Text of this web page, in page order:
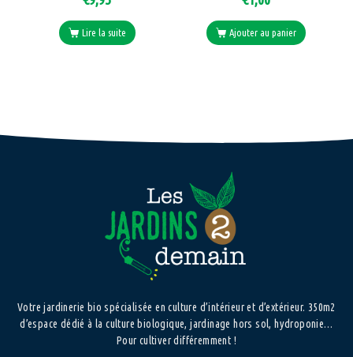
Lire la suite Ajouter au panier
Votre jardinerie bio spécialisée en culture d’intérieur et d’extérieur. 350m2
d’espace dédié à la culture biologique, jardinage hors sol, hydroponie…
Pour cultiver différemment !